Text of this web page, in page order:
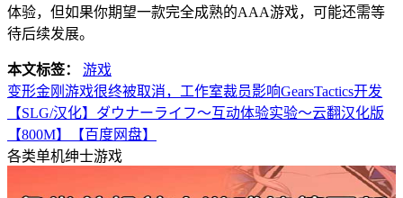
体验，但如果你期望一款完全成熟的AAA游戏，可能还需等
待后续发展。
本文标签：
游戏
变形金刚游戏很终被取消，工作室裁员影响GearsTactics开发
【SLG/汉化】ダウナーライフ～互动体验实验～云翻汉化版
【800M】【百度网盘】
各类单机绅士游戏